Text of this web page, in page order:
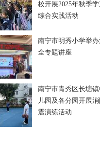
校开展2025年秋季
综合实践活动
南宁市明秀小学举
全专题讲座
南宁市青秀区长塘
儿园及各分园开展
震演练活动